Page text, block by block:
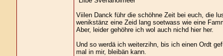
Viilen Danck führ die schöhne Zeit bei euch, die
wenikstänz eine Zeid lang soetwass wie eine
Aber, leider gehöhre ich wol auch nichd hier her.
Und so werdä ich weiterzihn, bis ich einen Ordt
mal in mir, bleibän kann.